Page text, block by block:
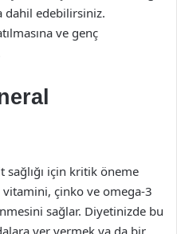
dahil edebilirsiniz.
ve genç
için kritik öneme
çinko ve omega-3
sağlar. Diyetinizde bu
yer vermek ya da bir